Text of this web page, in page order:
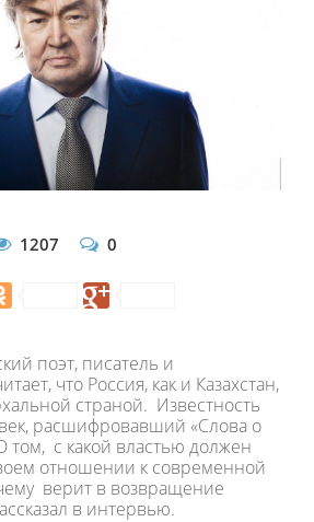
1207 0
поэт, писатель и
что Россия, как и Казахстан,
страной. Известность
расшифровавший «Слова о
том, с какой властью должен
отношении к современной
верит в возвращение
в интервью.